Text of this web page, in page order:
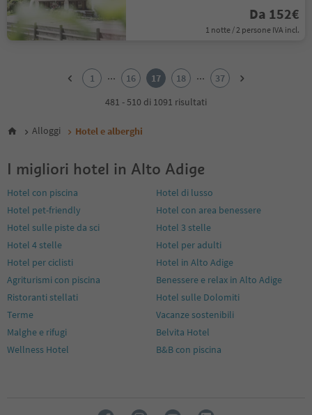
Da 152€
1 notte / 2 persone IVA incl.
6
11
12
13
14
16
17
18
19
21
22
1 ... 16 17 18 ...
37
481 - 510 di 1091 risultati
Alloggi Hotel e alberghi
I migliori hotel in Alto Adige
Hotel con piscina
Hotel di lusso
Hotel pet-friendly
Hotel con area benessere
Hotel sulle piste da sci
Hotel 3 stelle
Hotel 4 stelle
Hotel per adulti
Hotel per ciclisti
Hotel in Alto Adige
Agriturismi con piscina
Benessere e relax in Alto Adige
Ristoranti stellati
Hotel sulle Dolomiti
Terme
Vacanze sostenibili
Malghe e rifugi
Belvita Hotel
Wellness Hotel
B&B con piscina